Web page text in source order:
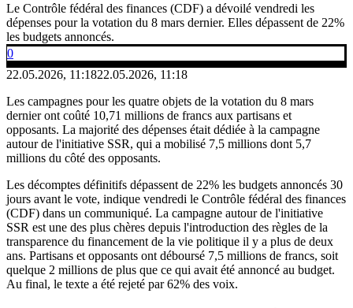
Le Contrôle fédéral des finances (CDF) a dévoilé vendredi les
dépenses pour la votation du 8 mars dernier. Elles dépassent de 22%
les budgets annoncés.
0
22.05.2026, 11:1822.05.2026, 11:18
Les campagnes pour les quatre objets de la votation du 8 mars
dernier ont coûté 10,71 millions de francs aux partisans et
opposants. La majorité des dépenses était dédiée à la campagne
autour de l'initiative SSR, qui a mobilisé 7,5 millions dont 5,7
millions du côté des opposants.
Les décomptes définitifs dépassent de 22% les budgets annoncés 30
jours avant le vote, indique vendredi le Contrôle fédéral des finances
(CDF) dans un communiqué. La campagne autour de l'initiative
SSR est une des plus chères depuis l'introduction des règles de la
transparence du financement de la vie politique il y a plus de deux
ans. Partisans et opposants ont déboursé 7,5 millions de francs, soit
quelque 2 millions de plus que ce qui avait été annoncé au budget.
Au final, le texte a été rejeté par 62% des voix.